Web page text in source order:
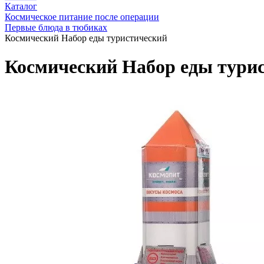
Каталог
Космическое питание после операции
Первые блюда в тюбиках
Космический Набор еды туристический
Космический Набор еды